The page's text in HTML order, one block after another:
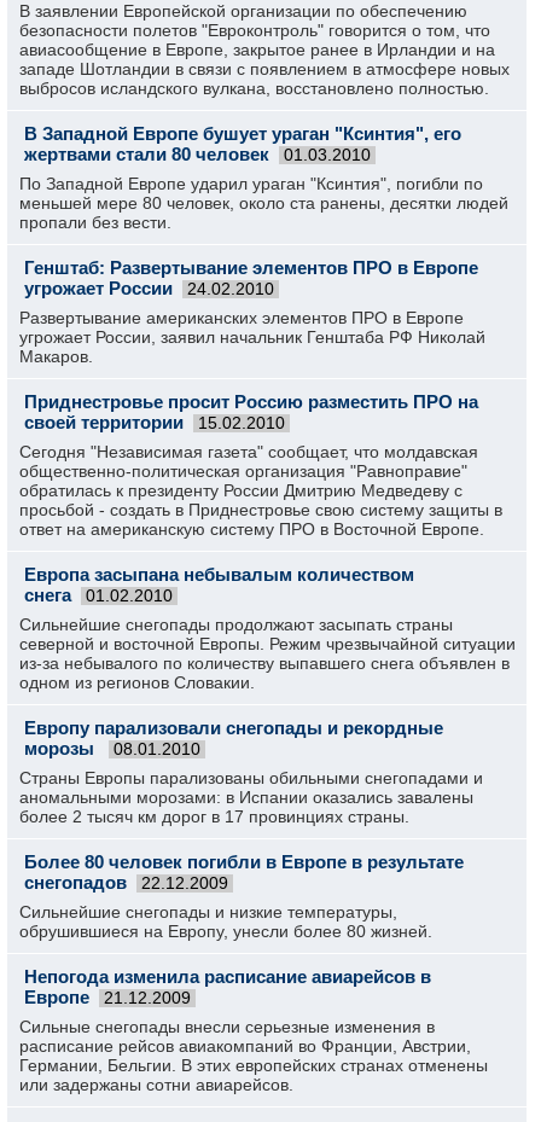
В заявлении Европейской организации по обеспечению
безопасности полетов "Евроконтроль" говорится о том, что
авиасообщение в Европе, закрытое ранее в Ирландии и на
западе Шотландии в связи с появлением в атмосфере новых
выбросов исландского вулкана, восстановлено полностью.
В Западной Европе бушует ураган "Ксинтия", его
жертвами стали 80 человек
01.03.2010
По Западной Европе ударил ураган "Ксинтия", погибли по
меньшей мере 80 человек, около ста ранены, десятки людей
пропали без вести.
Генштаб: Развертывание элементов ПРО в Европе
угрожает России
24.02.2010
Развертывание американских элементов ПРО в Европе
угрожает России, заявил начальник Генштаба РФ Николай
Макаров.
Приднестровье просит Россию разместить ПРО на
своей территории
15.02.2010
Сегодня "Независимая газета" сообщает, что молдавская
общественно-политическая организация "Равноправие"
обратилась к президенту России Дмитрию Медведеву с
просьбой - создать в Приднестровье свою систему защиты в
ответ на американскую систему ПРО в Восточной Европе.
Европа засыпана небывалым количеством
снега
01.02.2010
Сильнейшие снегопады продолжают засыпать страны
северной и восточной Европы. Режим чрезвычайной ситуации
из-за небывалого по количеству выпавшего снега объявлен в
одном из регионов Словакии.
Европу парализовали снегопады и рекордные
морозы
08.01.2010
Страны Европы парализованы обильными снегопадами и
аномальными морозами: в Испании оказались завалены
более 2 тысяч км дорог в 17 провинциях страны.
Более 80 человек погибли в Европе в результате
снегопадов
22.12.2009
Сильнейшие снегопады и низкие температуры,
обрушившиеся на Европу, унесли более 80 жизней.
Непогода изменила расписание авиарейсов в
Европе
21.12.2009
Сильные снегопады внесли серьезные изменения в
расписание рейсов авиакомпаний во Франции, Австрии,
Германии, Бельгии. В этих европейских странах отменены
или задержаны сотни авиарейсов.